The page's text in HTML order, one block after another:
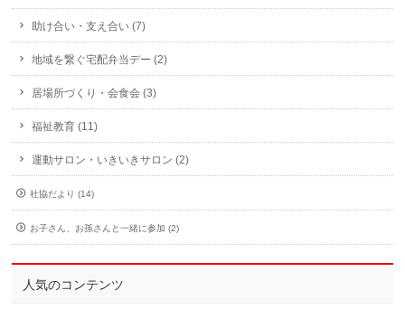
助け合い・支え合い (7)
地域を繋ぐ宅配弁当デー (2)
居場所づくり・会食会 (3)
福祉教育 (11)
運動サロン・いきいきサロン (2)
社協だより (14)
お子さん、お孫さんと一緒に参加 (2)
人気のコンテンツ